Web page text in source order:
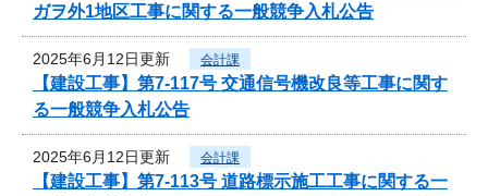
ガヲ外1地区工事に関する一般競争入札公告
2025年6月12日更新 会計課
【建設工事】第7-117号 交通信号機改良等工事に関す
る一般競争入札公告
2025年6月12日更新 会計課
【建設工事】第7-113号 道路標示施工工事に関する一